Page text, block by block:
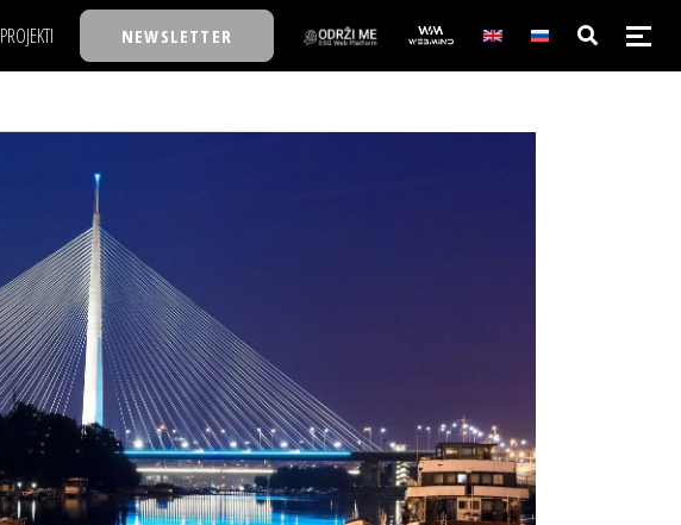
PROJEKTI
30 ISPOD 30
BACK TO OFFICE/SCHOOL
BIZBENDOVI
BIZKOLEGIJUM
BMW BIZNIS LIGA
BIZLIFE WEEK
IZJAVA GODINE
NEWSLETTER
NAJKOLEGA
30 ISPOD 30
BACK TO OFFICE/SCHOOL
BIZBENDOVI
BIZKOLEGIJUM
BMW BIZNIS LIGA
BIZLIFE WEEK
IZJAVA GODINE